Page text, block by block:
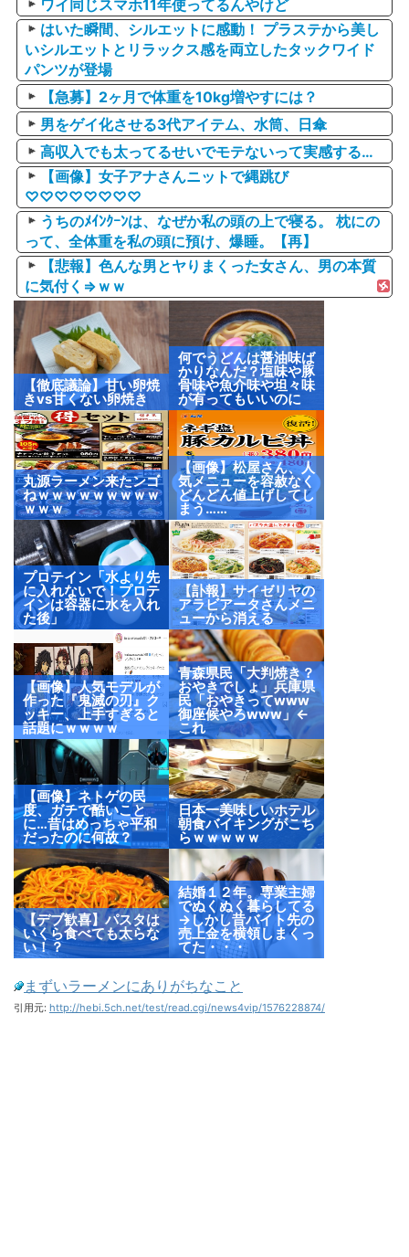
ワイ同じスマホ11年使ってるんやけど
はいた瞬間、シルエットに感動！ プラステから美し
いシルエットとリラックス感を両立したタックワイド
パンツが登場
【急募】2ヶ月で体重を10kg増やすには？
男をゲイ化させる3代アイテム、水筒、日傘
高収入でも太ってるせいでモテないって実感する…
【画像】女子アナさんニットで縄跳び
♡♡♡♡♡♡♡♡
うちのﾒｲﾝｸｰﾝは、なぜか私の頭の上で寝る。 枕にの
って、全体重を私の頭に預け、爆睡。【再】
【悲報】色んな男とヤりまくった女さん、男の本質
に気付く⇒ｗｗ
【徹底議論】甘い卵焼
きvs甘くない卵焼き
何でうどんは醤油味ば
かりなんだ？塩味や豚
骨味や魚介味や坦々味
が有ってもいいのに
丸源ラーメン来たンゴ
ねｗｗｗｗｗｗｗｗｗ
ｗｗｗ
【画像】松屋さん、人
気メニューを容赦なく
どんどん値上げしてし
まう……
プロテイン「水より先
に入れないで！プロテ
インは容器に水を入れ
た後」
【訃報】サイゼリヤの
アラビアータさんメニ
ューから消える
【画像】人気モデルが
作った『鬼滅の刃』ク
ッキー、上手すぎると
話題にｗｗｗｗ
青森県民「大判焼き？
おやきでしょ」兵庫県
民「おやきってwww
御座候やろwww」←
これ
【画像】ネトゲの民
度、ガチで酷いこと
に…昔はめっちゃ平和
だったのに何故？
日本一美味しいホテル
朝食バイキングがこち
らｗｗｗｗｗ
【デブ歓喜】パスタは
いくら食べても太らな
い！？
結婚１２年。専業主婦
でぬくぬく暮らしてる
→しかし昔バイト先の
売上金を横領しまくっ
てた・・・
まずいラーメンにありがちなこと
引用元: http://hebi.5ch.net/test/read.cgi/news4vip/1576228874/